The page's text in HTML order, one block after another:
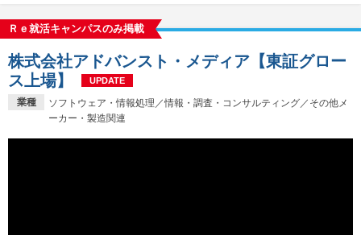
Ｒｅ就活キャンパスのみ掲載
業種
ソフトウェア・情報処理／情報・調査・コンサルティング／その他メ
ーカー・製造関連
株式会社アドバンスト・メディア【東証グロー
ス上場】
UPDATE